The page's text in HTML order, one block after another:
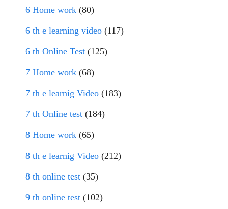
6 Home work (80)
6 th e learning video (117)
6 th Online Test (125)
7 Home work (68)
7 th e learnig Video (183)
7 th Online test (184)
8 Home work (65)
8 th e learnig Video (212)
8 th online test (35)
9 th online test (102)